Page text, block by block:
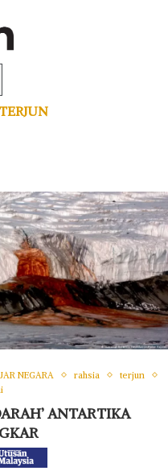
TERJUN
NEGARA rahsia
terjun
ANTARTIKA